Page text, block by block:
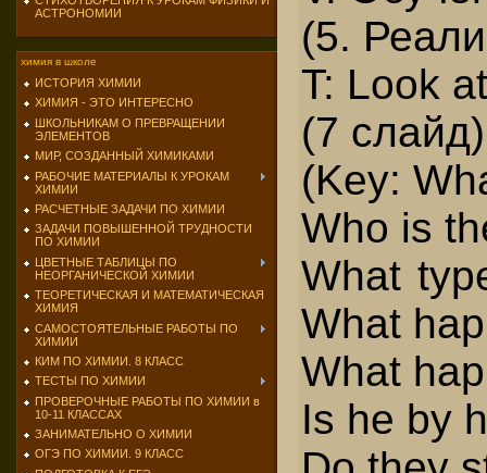
АСТРОНОМИИ
химия в школе
ИСТОРИЯ ХИМИИ
ХИМИЯ - ЭТО ИНТЕРЕСНО
ШКОЛЬНИКАМ О ПРЕВРАЩЕНИИ
ЭЛЕМЕНТОВ
МИР, СОЗДАННЫЙ ХИМИКАМИ
РАБОЧИЕ МАТЕРИАЛЫ К УРОКАМ
ХИМИИ
РАСЧЕТНЫЕ ЗАДАЧИ ПО ХИМИИ
ЗАДАЧИ ПОВЫШЕННОЙ ТРУДНОСТИ
ПО ХИМИИ
ЦВЕТНЫЕ ТАБЛИЦЫ ПО
НЕОРГАНИЧЕСКОЙ ХИМИИ
ТЕОРЕТИЧЕСКАЯ И МАТЕМАТИЧЕСКАЯ
ХИМИЯ
САМОСТОЯТЕЛЬНЫЕ РАБОТЫ ПО
ХИМИИ
КИМ ПО ХИМИИ. 8 КЛАСС
ТЕСТЫ ПО ХИМИИ
ПРОВЕРОЧНЫЕ РАБОТЫ ПО ХИМИИ в
10-11 КЛАССАХ
ЗАНИМАТЕЛЬНО О ХИМИИ
ОГЭ ПО ХИМИИ. 9 КЛАСС
(5.
T: Look
(7 слайд)
(Key:
Who is
What
What
What
Is he by